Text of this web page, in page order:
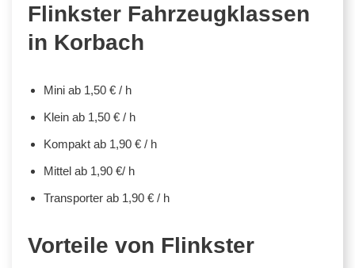
Flinkster Fahrzeugklassen
in Korbach
Mini ab 1,50 € / h
Klein ab 1,50 € / h
Kompakt ab 1,90 € / h
Mittel ab 1,90 €/ h
Transporter ab 1,90 € / h
Vorteile von Flinkster